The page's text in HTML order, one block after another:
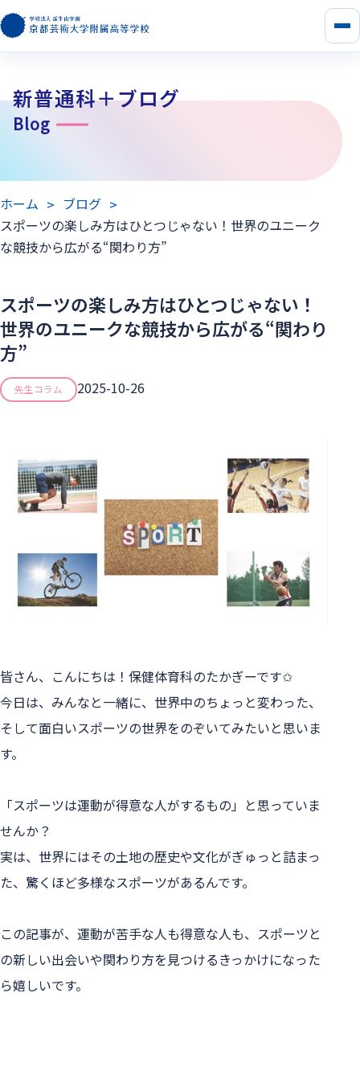
メ
ニ
く
新普通科＋ブログ
Blog
ホーム
ブログ
スポーツの楽しみ方はひとつじゃない！世界のユニーク
な競技から広がる“関わり方”
スポーツの楽しみ方はひとつじゃない！
世界のユニークな競技から広がる“関わり
方”
先生コラム 2025-10-26
皆さん、こんにちは！保健体育科のたかぎーです✩
今日は、みんなと一緒に、世界中のちょっと変わった、
そして面白いスポーツの世界をのぞいてみたいと思いま
す。
「スポーツは運動が得意な人がするもの」と思っていま
せんか？
実は、世界にはその土地の歴史や文化がぎゅっと詰まっ
た、驚くほど多様なスポーツがあるんです。
この記事が、運動が苦手な人も得意な人も、スポーツと
の新しい出会いや関わり方を見つけるきっかけになった
ら嬉しいです。